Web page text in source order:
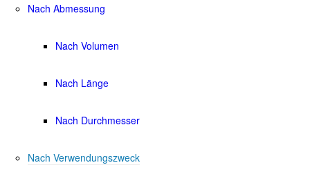
Nach Abmessung
Nach Volumen
Nach Länge
Nach Durchmesser
Nach Verwendungszweck